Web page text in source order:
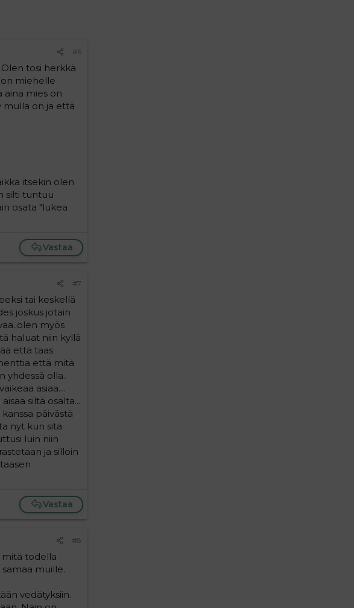
#6
Olen tosi herkkä
miehelle
aina mies on
mulla on ja että
itsekin olen
silti tuntuu
osata "lukea
Vastaa
#7
tai keskellä
joskus jotain
myös
haluat niin kyllä
että taas
että mitä
yhdessä olla..
asiaa....
siltä osalta...
päivästä
nyt kun sitä
luin niin
ja silloin
Vastaa
#8
mitä todella
muille.
vedätyksiin.